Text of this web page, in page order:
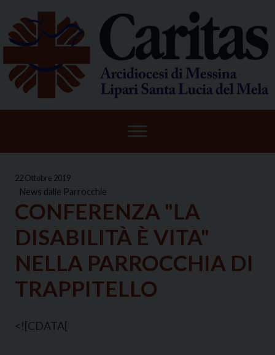
content
22 Ottobre 2019
News dalle Parrocchie
CONFERENZA "LA
DISABILITÀ È VITA"
NELLA PARROCCHIA DI
TRAPPITELLO
<![CDATA[